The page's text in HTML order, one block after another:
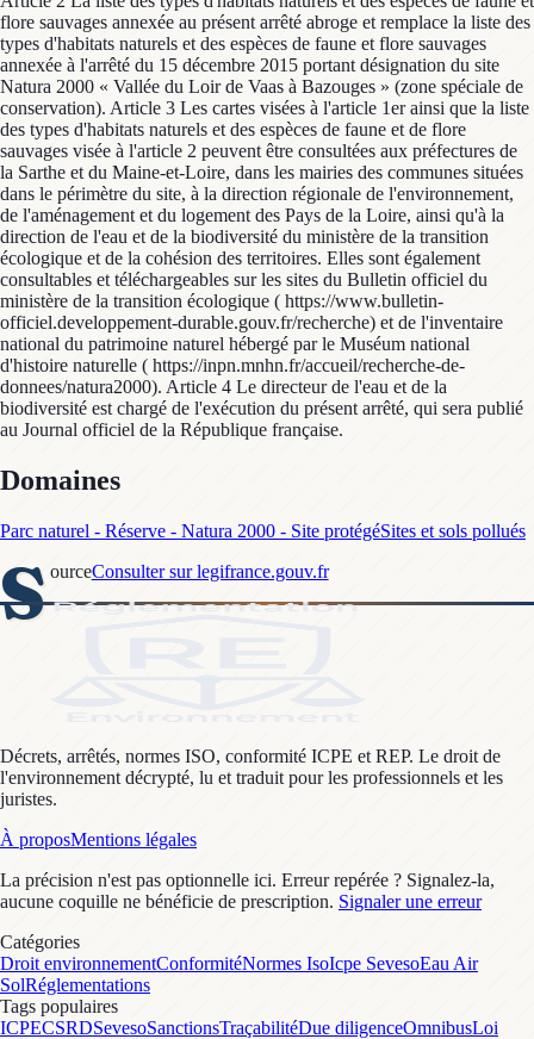
flore sauvages annexée au présent arrêté abroge et remplace la liste des
types d'habitats naturels et des espèces de faune et flore sauvages
annexée à l'arrêté du 15 décembre 2015 portant désignation du site
Natura 2000 « Vallée du Loir de Vaas à Bazouges » (zone spéciale de
conservation). Article 3 Les cartes visées à l'article 1er ainsi que la liste
des types d'habitats naturels et des espèces de faune et de flore
sauvages visée à l'article 2 peuvent être consultées aux préfectures de
la Sarthe et du Maine-et-Loire, dans les mairies des communes situées
dans le périmètre du site, à la direction régionale de l'environnement,
de l'aménagement et du logement des Pays de la Loire, ainsi qu'à la
direction de l'eau et de la biodiversité du ministère de la transition
écologique et de la cohésion des territoires. Elles sont également
consultables et téléchargeables sur les sites du Bulletin officiel du
ministère de la transition écologique ( https://www.bulletin-
officiel.developpement-durable.gouv.fr/recherche) et de l'inventaire
national du patrimoine naturel hébergé par le Muséum national
d'histoire naturelle ( https://inpn.mnhn.fr/accueil/recherche-de-
donnees/natura2000). Article 4 Le directeur de l'eau et de la
biodiversité est chargé de l'exécution du présent arrêté, qui sera publié
au Journal officiel de la République française.
Domaines
Parc naturel - Réserve - Natura 2000 - Site protégéSites et sols pollués
S ourceConsulter sur legifrance.gouv.fr
Décrets, arrêtés, normes ISO, conformité ICPE et REP. Le droit de
l'environnement décrypté, lu et traduit pour les professionnels et les
juristes.
À proposMentions légales
La précision n'est pas optionnelle ici. Erreur repérée ? Signalez-la,
aucune coquille ne bénéficie de prescription. Signaler une erreur
Catégories
Droit environnementConformitéNormes IsoIcpe SevesoEau Air
SolRéglementations
Tags populaires
ICPECSRDSevesoSanctionsTraçabilitéDue diligenceOmnibusLoi